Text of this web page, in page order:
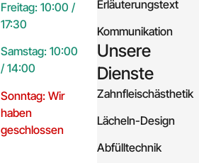
Freitag: 10:00 /
17:30
Samstag: 10:00
/ 14:00
Sonntag: Wir
haben
geschlossen
Erläuterungstext
Kommunikation
Unsere
Dienste
Zahnfleischästhetik
Lächeln-Design
Abfülltechnik